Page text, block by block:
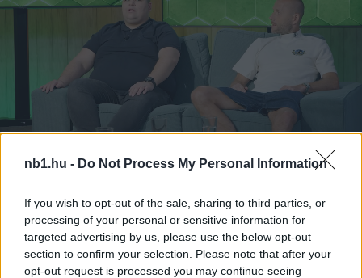
nb1.hu - Do Not Process My Personal Information
If you wish to opt-out of the sale, sharing to third parties, or
processing of your personal or sensitive information for
targeted advertising by us, please use the below opt-out
section to confirm your selection. Please note that after your
opt-out request is processed you may continue seeing
Pause UnmuteLoaded :
0%
Remaining
Time
Picture-
in-
Szöveg forrása: mlsz.hu